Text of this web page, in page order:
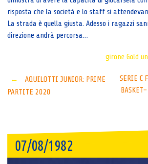
risposta che la società e lo staff si
La strada è quella giusta. Adesso i ragazzi
direzione andrà percorsa…
girone Gold
Post
←
AQUILOTTI JUNIOR: PRIME
PARTITE 2020
SERIE C
07/08/1982